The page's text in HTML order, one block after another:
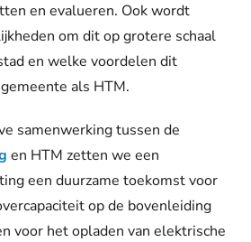
en evalueren. Ook wordt
om dit op grotere schaal
en welke voordelen dit
als HTM.
samenwerking tussen de
en HTM zetten we een
een duurzame toekomst voor
op de bovenleiding
voor het opladen van elektrische